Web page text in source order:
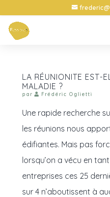
LA RÉUNIONITE EST-
MALADIE ?
par Frédéric Oglietti
Une rapide recherche
les réunions nous
édifiantes. Mais pas
lorsqu’on a vécu en
entreprises ces 25
sur 4 n’aboutissent à